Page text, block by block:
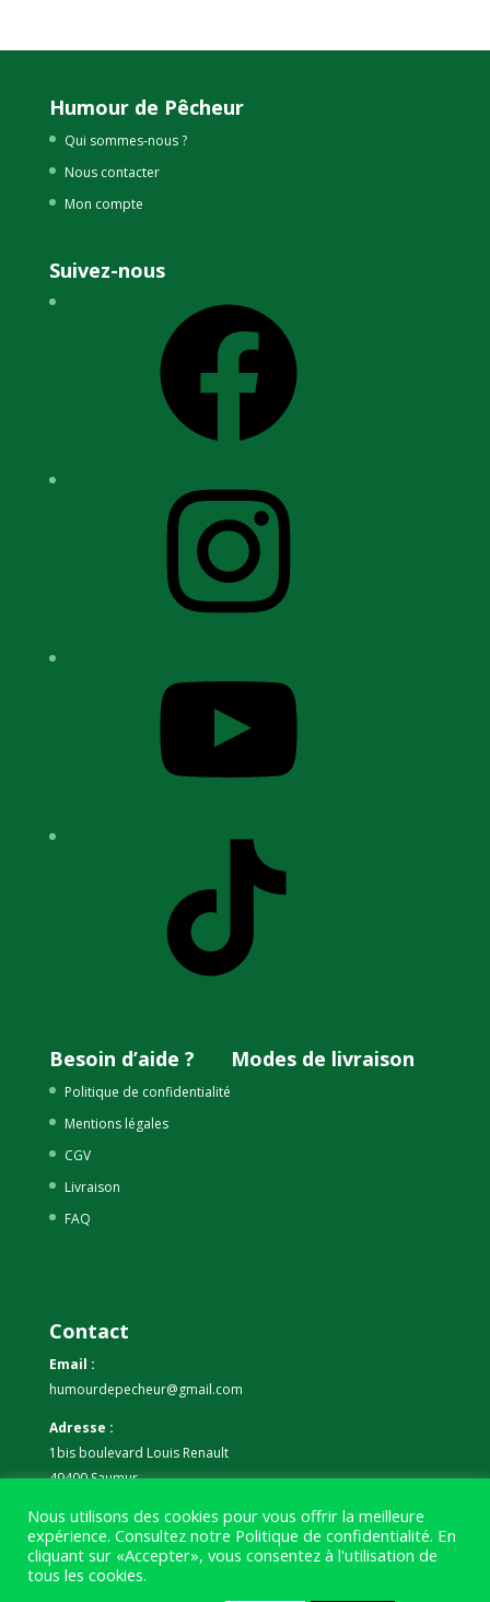
Humour de Pêcheur
Qui sommes-nous ?
Nous contacter
Mon compte
Suivez-nous
Besoin d’aide ?
Politique de confidentialité
Mentions légales
CGV
Livraison
FAQ
Modes de livraison
Contact
Email :
humourdepecheur@gmail.com
Adresse :
1bis boulevard Louis Renault
49400 Saumur
Téléphone :
07 59 61 06 63
Nous utilisons des cookies pour vous offrir la meilleure
expérience. Consultez notre Politique de confidentialité. En
cliquant sur «Accepter», vous consentez à l'utilisation de
tous les cookies.